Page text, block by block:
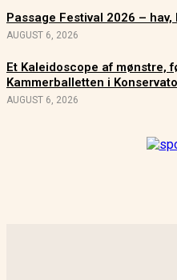
Passage Festival 2026 –
AUGUST 6, 2026
Et Kaleidoscope af mønstre,
Kammerballetten i
AUGUST 6, 2026